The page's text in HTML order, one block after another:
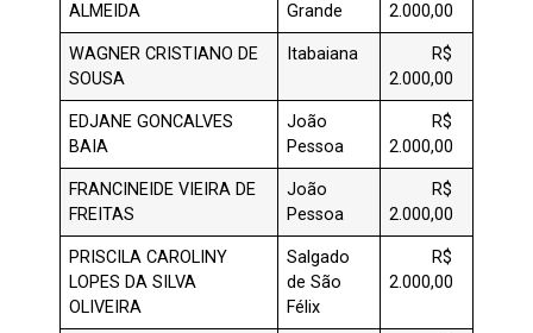
ALMEIDA
Grande
2.000,00
WAGNER CRISTIANO DE
SOUSA
Itabaiana
R$
2.000,00
EDJANE GONCALVES
BAIA
João
Pessoa
R$
2.000,00
FRANCINEIDE VIEIRA DE
FREITAS
João
Pessoa
R$
2.000,00
PRISCILA CAROLINY
LOPES DA SILVA
OLIVEIRA
Salgado
de São
Félix
R$
2.000,00